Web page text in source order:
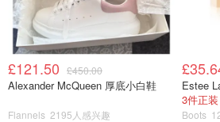
£121.50 £450.00
Alexander McQueen 厚底小白鞋
Flannels 2195人感兴趣
Estee
3件正
Boots